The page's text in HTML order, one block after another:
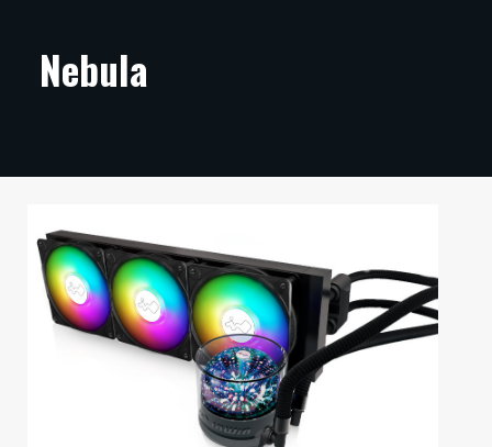
ARTIKKELIT
TECHBBS
TIETOA
HINTA.FI
KAUPPA
Nebula